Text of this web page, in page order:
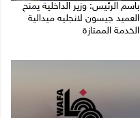
باسم الرئيس: وزير الداخلية يمنح
العميد جيسون لانجليه ميدالية
الخدمة الممتازة